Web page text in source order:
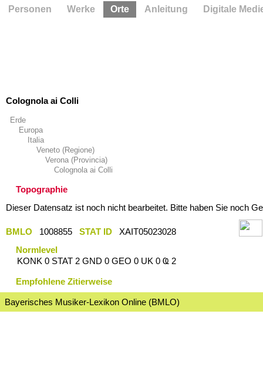
Colognola ai Colli
Erde
Europa
Italia
Veneto (Regione)
Verona (Provincia)
Colognola ai Colli
Topographie
Dieser Datensatz ist noch nicht bearbeitet. Bitte haben Sie noch
BMLO 1008855 STAT ID
XAIT05023028
Normlevel
KONK 0 STAT 2 GND 0 GEO 0 UK 0 Ҩ 2
Empfohlene Zitierweise
Bayerisches Musiker-Lexikon Online (BMLO)
Personen Werke Orte Anleitung Digitale